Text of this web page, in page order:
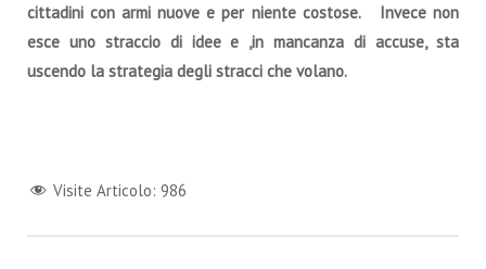
cittadini con armi nuove e per niente costose. Invece non
esce uno straccio di idee e ,in mancanza di accuse, sta
uscendo la strategia degli stracci che volano.
Visite Articolo: 986